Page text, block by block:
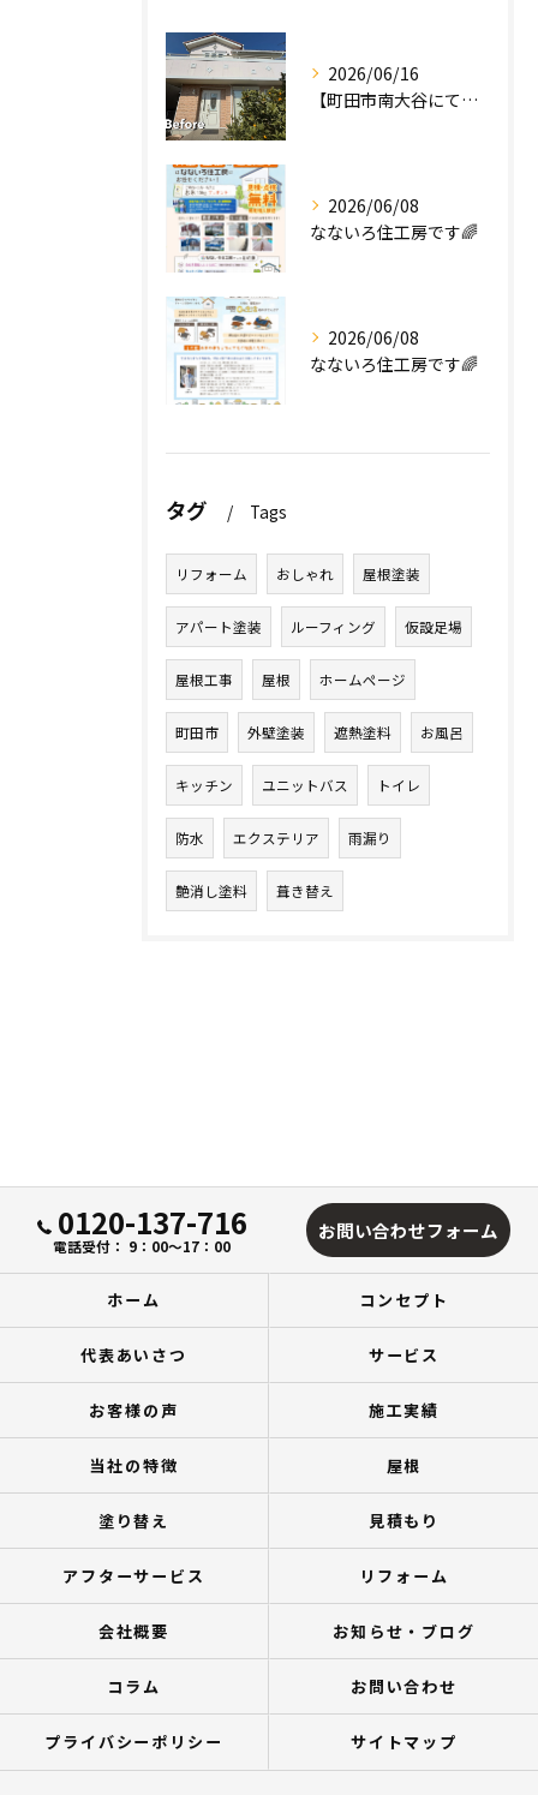
2026/06/16
【町田市南大谷にて外壁塗装工事完工のお知らせ】
2026/06/08
なないろ住工房です🌈
2026/06/08
なないろ住工房です🌈
タグ Tags
リフォーム おしゃれ 屋根塗装
アパート塗装 ルーフィング 仮設足場
屋根工事 屋根 ホームページ
町田市 外壁塗装 遮熱塗料 お風呂
キッチン ユニットバス トイレ
防水 エクステリア 雨漏り
艶消し塗料 葺き替え
0120-137-716
電話受付： 9：00～17：00
お問い合わせフォーム
ホーム コンセプト
代表あいさつ サービス
お客様の声 施工実績
当社の特徴 屋根
塗り替え 見積もり
アフターサービス リフォーム
会社概要 お知らせ・ブログ
コラム お問い合わせ
プライバシーポリシー サイトマップ